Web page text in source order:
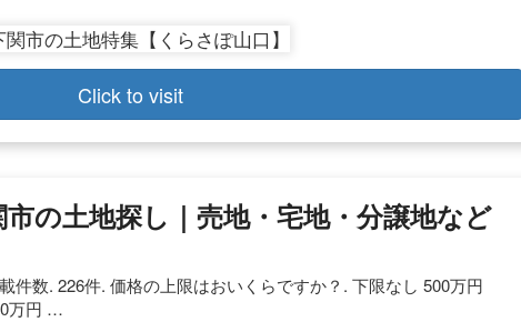
Click to visit
市の土地探し｜売地・宅地・分譲地など
件数. 226件. 価格の上限はおいくらですか？. 下限なし 500万円
万円 …